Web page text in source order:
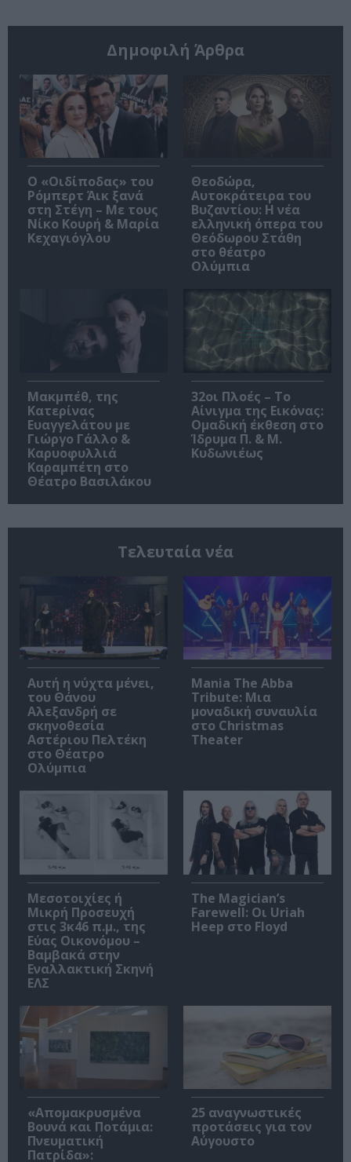
Δημοφιλή Άρθρα
O «Οιδίποδας» του
Ρόμπερτ Άικ ξανά
στη Στέγη – Με τους
Νίκο Κουρή & Μαρία
Κεχαγιόγλου
Θεοδώρα,
Αυτοκράτειρα του
Βυζαντίου: Η νέα
ελληνική όπερα του
Θεόδωρου Στάθη
στο θέατρο
Ολύμπια
Μακμπέθ, της
Κατερίνας
Ευαγγελάτου με
Γιώργο Γάλλο &
Καρυοφυλλιά
Καραμπέτη στο
Θέατρο Βασιλάκου
32οι Πλοές – Το
Αίνιγμα της Εικόνας:
Ομαδική έκθεση στο
Ίδρυμα Π. & Μ.
Κυδωνιέως
Τελευταία νέα
Αυτή η νύχτα μένει,
του Θάνου
Αλεξανδρή σε
σκηνοθεσία
Αστέριου Πελτέκη
στο Θέατρο
Ολύμπια
Mania The Abba
Tribute: Μια
μοναδική συναυλία
στο Christmas
Theater
Μεσοτοιχίες ή
Μικρή Προσευχή
στις 3κ46 π.μ., της
Εύας Οικονόμου –
Βαμβακά στην
Εναλλακτική Σκηνή
ΕΛΣ
The Magician’s
Farewell: Οι Uriah
Heep στο Floyd
«Απομακρυσμένα
Βουνά και Ποτάμια:
Πνευματική
Πατρίδα»:
25 αναγνωστικές
προτάσεις για τον
Αύγουστο